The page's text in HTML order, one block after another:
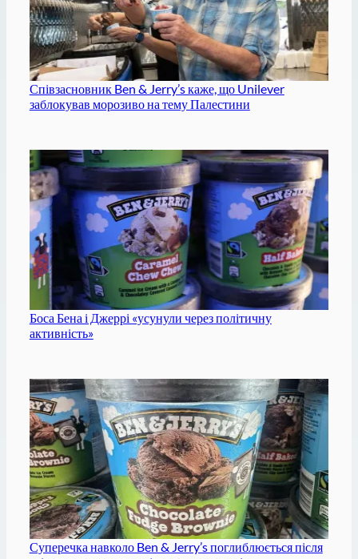
Співзасновник Ben & Jerry’s каже, що Unilever
заблокував морозиво на тему Палестини
Боса Бена і Джеррі «усунули через політичну
активність»
Суперечка навколо Ben & Jerry’s поглиблюється після